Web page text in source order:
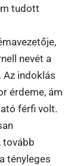
tudott
nevét a
Az indoklás
érdeme, ám
férfi volt.
tovább
tényleges